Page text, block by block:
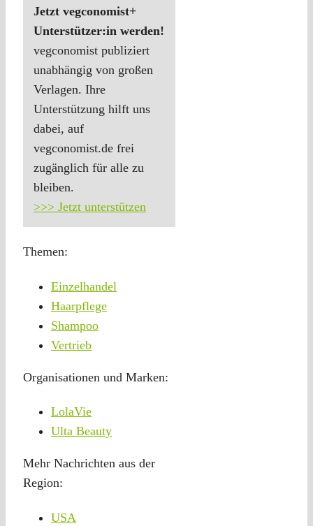
Jetzt vegconomist+
Unterstützer:in werden!
vegconomist publiziert
unabhängig von großen
Verlagen. Ihre
Unterstützung hilft uns
dabei, auf
vegconomist.de frei
zugänglich für alle zu
bleiben.
>>> Jetzt unterstützen
Themen:
Einzelhandel
Haarpflege
Shampoo
Vertrieb
Organisationen und Marken:
LolaVie
Ulta Beauty
Mehr Nachrichten aus der
Region:
USA